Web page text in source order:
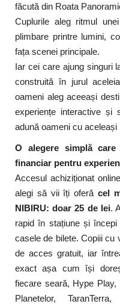
făcută din Roata
Cuplurile aleg ritmul
plimbare printre lumini,
fața scenei principale.
Iar cei care ajung singuri
construită în jurul
oameni aleg aceeași
experiențe interactive și
adună oameni cu aceleași
O alegere simplă
financiar pentru
Accesul achiziționat
alegi să vii îți oferă cel
NIBIRU: doar 25 de lei.
rapid în stațiune și
casele de bilete. Copiii cu
de acces gratuit, iar
exact așa cum își
fiecare seară, Hype
Planetelor,